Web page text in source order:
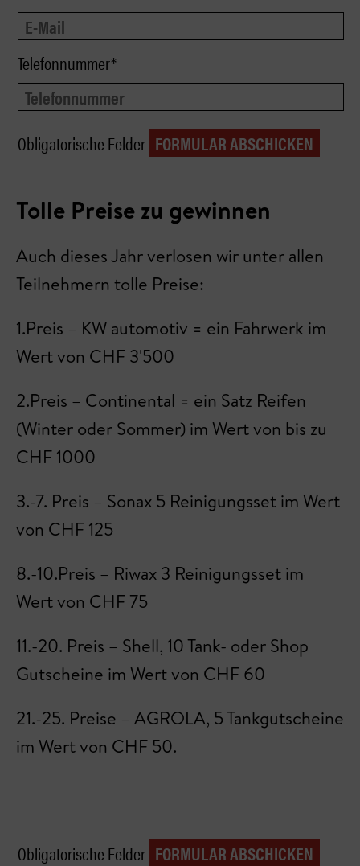
Telefonnummer*
Obligatorische Felder
Tolle Preise zu gewinnen
Auch dieses Jahr verlosen wir unter allen
Teilnehmern tolle Preise:
1.Preis – KW automotiv = ein Fahrwerk im
Wert von CHF 3'500
2.Preis – Continental = ein Satz Reifen
(Winter oder Sommer) im Wert von bis zu
CHF 1000
3.-7. Preis – Sonax 5 Reinigungsset im Wert
von CHF 125
8.-10.Preis – Riwax 3 Reinigungsset im
Wert von CHF 75
11.-20. Preis – Shell, 10 Tank- oder Shop
Gutscheine im Wert von CHF 60
21.-25. Preise – AGROLA, 5 Tankgutscheine
im Wert von CHF 50.
Obligatorische Felder